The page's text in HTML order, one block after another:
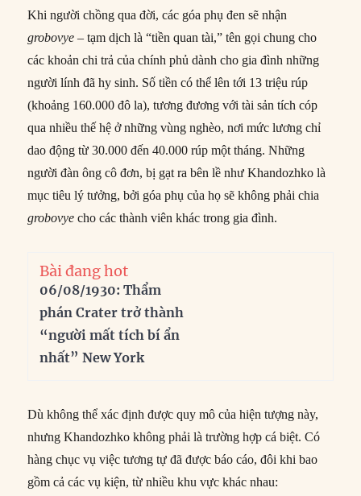
Khi người chồng qua đời, các góa phụ đen sẽ nhận
grobovye– tạm dịch là “tiền quan tài,” tên gọi chung cho
các khoản chi trả của chính phủ dành cho gia đình những
người lính đã hy sinh. Số tiền có thể lên tới 13 triệu rúp
(khoảng 160.000 đô la), tương đương với tài sản tích cóp
qua nhiều thế hệ ở những vùng nghèo, nơi mức lương chỉ
dao động từ 30.000 đến 40.000 rúp một tháng. Những
người đàn ông cô đơn, bị gạt ra bên lề như Khandozhko là
mục tiêu lý tưởng, bởi góa phụ của họ sẽ không phải chia
grobovyecho các thành viên khác trong gia đình.
Bài đang hot
06/08/1930: Thẩm
phán Crater trở thành
“người mất tích bí ẩn
nhất” New York
Dù không thể xác định được quy mô của hiện tượng này,
nhưng Khandozhko không phải là trường hợp cá biệt. Có
hàng chục vụ việc tương tự đã được báo cáo, đôi khi bao
gồm cả các vụ kiện, từ nhiều khu vực khác nhau: